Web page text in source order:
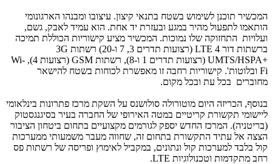
המכשיר תוכנן לשימוש בשטח בתנאי קיצון. עיצובו ומבנהו הארגונומי
הותאמו לתפעול מהיר במגע ובעזרת יד אחת. הוא עמיד לאבק, גשם,
ועלויות התחזוקה שלו נמוכות. המכשיר מציע קישוריות הכוללת תמיכה
ברשתות דור 4
LTE (רצועות תדרים 3, 7 ו-20) רשתות
3G
UMTS/HSPA+ (רצועות תדרים 1 ו-8), רשתות GSM (רצועות 4),
Wi-
Fi ובלוטות'. קישוריות רחבה זו מאפשרת לכוחות בשטח להישאר
מחוברים בכל עת ובכל מקום.
בנוסף, הכריזה היום מוטורולה סולושנס על השקת מרכז פתרונות בינלאומי
ליישומי תקשורת קריטיים במטה האירופי של החברה בעיר בסיגנגסטוק
(בריטניה). המרכז החדש יספק לגורמים מקצועיים בתחום ביטחון הציבור
הצצה אל עתיד התקשורת בתחום זה, שחווה מעבר משמעותי ממערכות
קול בלבד למערכות קול ונתונים, במקביל לאימוץ ופריסה של רשתות פס
רחב מתקדמות וטכנולוגיות LTE
.